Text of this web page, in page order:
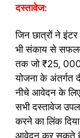
दस्तावेज:
जिन छात्रों ने इंटर
भी संकाय से
तक जो ₹25, 000
योजना के अंतर्गत
नीचे आवेदन के लिए
सभी दस्तावेज
करने का लिंक